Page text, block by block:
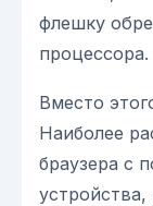
флешку
процессора.
Вместо
Наиболее
браузера с